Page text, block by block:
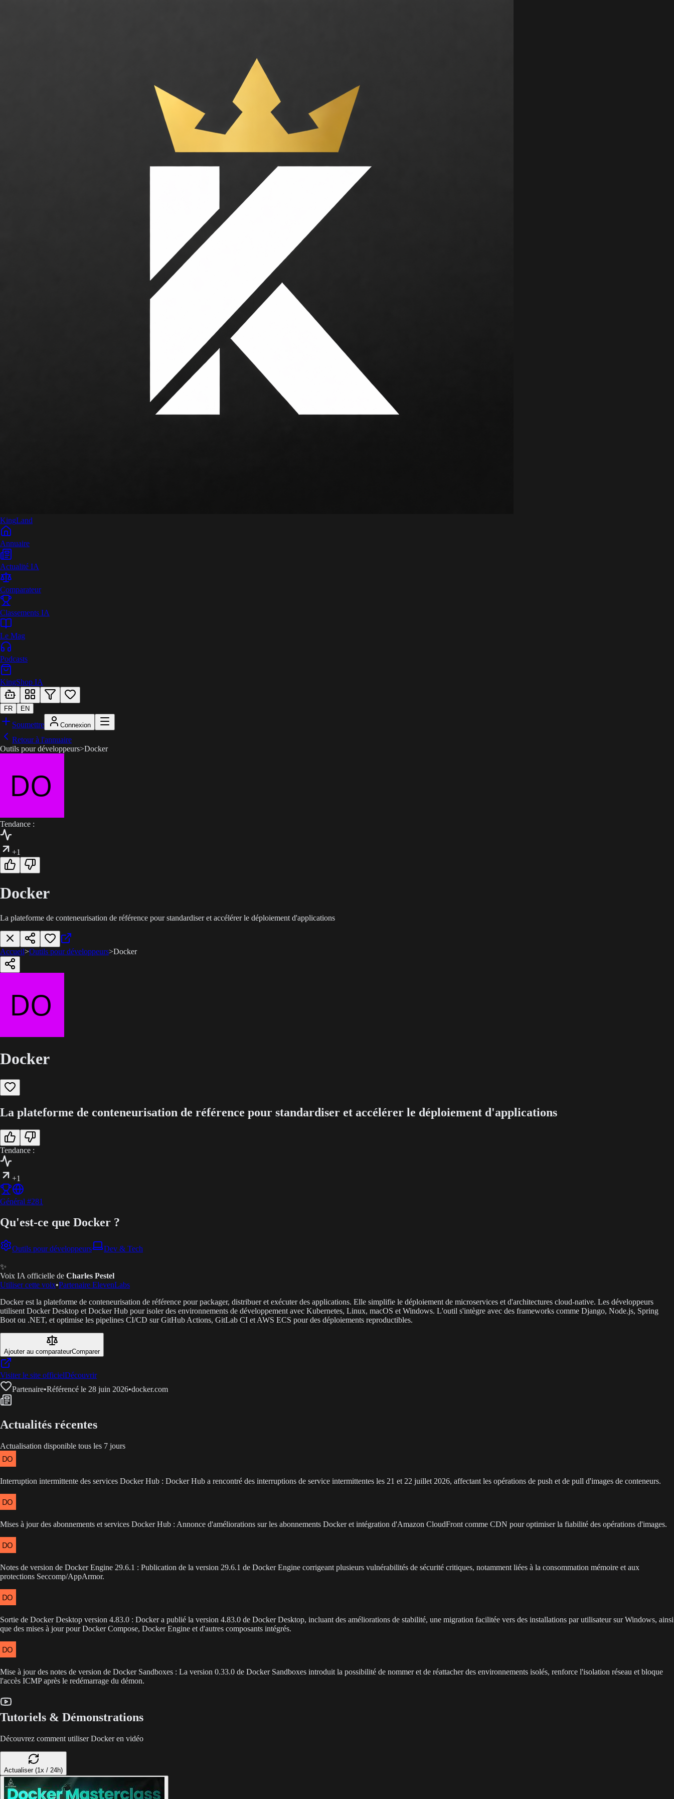
KingLand
Annuaire
Actualité IA
Comparateur
Classements IA
Le Mag
Podcasts
KingShop IA
FR EN
Soumettre Connexion
Retour à l'annuaire
Outils pour développeurs>Docker
Tendance :
+1
Docker
La plateforme de conteneurisation de référence pour standardiser et accélérer le déploiement d'applications
Accueil>Outils pour développeurs>Docker
Docker
La plateforme de conteneurisation de référence pour standardiser et accélérer le déploiement d'applications
Tendance :
+1
Général #281
Qu'est-ce que Docker ?
Outils pour développeurs Dev & Tech
✨
Voix IA officielle de Charles Pestel
Utiliser cette voix•Partenaire ElevenLabs
Docker est la plateforme de conteneurisation de référence pour packager, distribuer et exécuter des applications. Elle simplifie le déploiement de microservices et d'architectures cloud-native. Les développeurs
utilisent Docker Desktop et Docker Hub pour isoler des environnements de développement avec Kubernetes, Linux, macOS et Windows. L'outil s'intègre avec des frameworks comme Django, Node.js, Spring
Boot ou .NET, et optimise les pipelines CI/CD sur GitHub Actions, GitLab CI et AWS ECS pour des déploiements reproductibles.
Ajouter au comparateurComparer
Visiter le site officielDécouvrir
Partenaire•Référencé le 28 juin 2026•docker.com
Actualités récentes
Actualisation disponible tous les 7 jours
Interruption intermittente des services Docker Hub : Docker Hub a rencontré des interruptions de service intermittentes les 21 et 22 juillet 2026, affectant les opérations de push et de pull d'images de conteneurs.
Mises à jour des abonnements et services Docker Hub : Annonce d'améliorations sur les abonnements Docker et intégration d'Amazon CloudFront comme CDN pour optimiser la fiabilité des opérations d'images.
Notes de version de Docker Engine 29.6.1 : Publication de la version 29.6.1 de Docker Engine corrigeant plusieurs vulnérabilités de sécurité critiques, notamment liées à la consommation mémoire et aux
protections Seccomp/AppArmor.
Sortie de Docker Desktop version 4.83.0 : Docker a publié la version 4.83.0 de Docker Desktop, incluant des améliorations de stabilité, une migration facilitée vers des installations par utilisateur sur Windows, ainsi
que des mises à jour pour Docker Compose, Docker Engine et d'autres composants intégrés.
Mise à jour des notes de version de Docker Sandboxes : La version 0.33.0 de Docker Sandboxes introduit la possibilité de nommer et de réattacher des environnements isolés, renforce l'isolation réseau et bloque
l'accès ICMP après le redémarrage du démon.
Tutoriels & Démonstrations
Découvrez comment utiliser Docker en vidéo
Actualiser (1x / 24h)